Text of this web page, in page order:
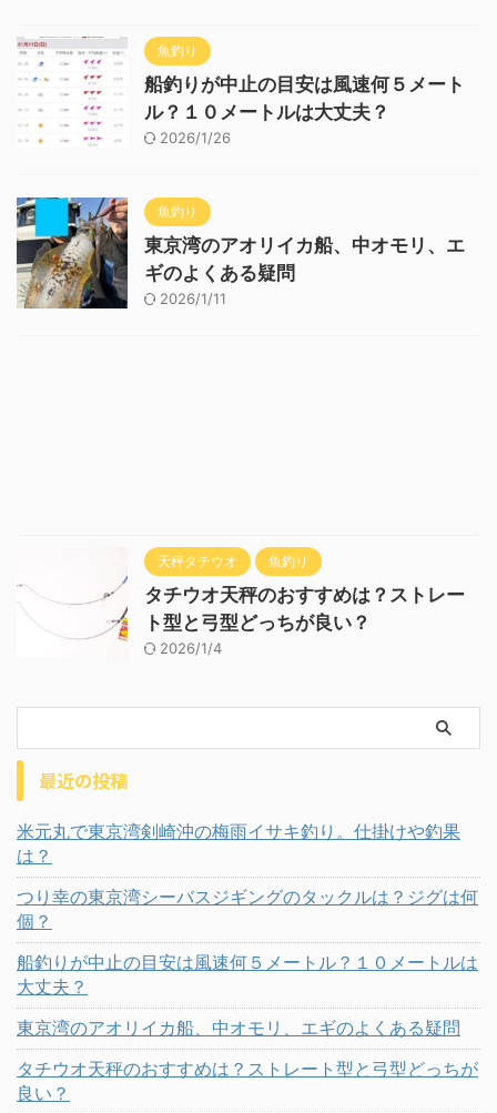
魚釣り
船釣りが中止の目安は風速何５メート
ル？１０メートルは大丈夫？
2026/1/26
魚釣り
東京湾のアオリイカ船、中オモリ、エ
ギのよくある疑問
2026/1/11
天秤タチウオ 魚釣り
タチウオ天秤のおすすめは？ストレー
ト型と弓型どっちが良い？
2026/1/4
最近の投稿
米元丸で東京湾剣崎沖の梅雨イサキ釣り。仕掛けや釣果
は？
つり幸の東京湾シーバスジギングのタックルは？ジグは何
個？
船釣りが中止の目安は風速何５メートル？１０メートルは
大丈夫？
東京湾のアオリイカ船、中オモリ、エギのよくある疑問
タチウオ天秤のおすすめは？ストレート型と弓型どっちが
良い？